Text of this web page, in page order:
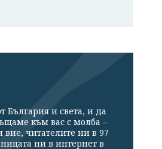
България и света, и да
към вас с молба –
читателите ни в 97
ни в интернет в